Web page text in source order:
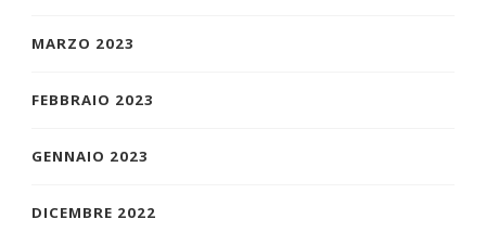
MARZO 2023
FEBBRAIO 2023
GENNAIO 2023
DICEMBRE 2022